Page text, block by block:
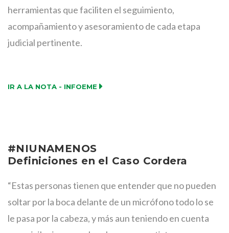
herramientas que faciliten el seguimiento,
acompañamiento y asesoramiento de cada etapa
judicial pertinente.
IR A LA NOTA - INFOEME
#NIUNAMENOS
Definiciones en el Caso Cordera
“Estas personas tienen que entender que no pueden
soltar por la boca delante de un micrófono todo lo se
le pasa por la cabeza, y más aun teniendo en cuenta